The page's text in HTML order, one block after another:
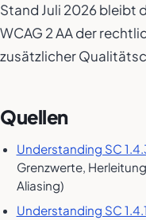
Stand Juli 2026 bleibt
WCAG 2 AA der
zusätzlicher
Quellen
Understanding SC
Grenzwerte,
Aliasing)
Understanding SC